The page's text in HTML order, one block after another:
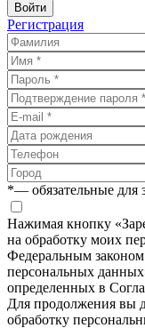
Войти
Регистрация
*— обязательные для
Нажимая кнопку
на обработку моих
Федеральным
персональных
определенных в
Для продолжения вы
обработку